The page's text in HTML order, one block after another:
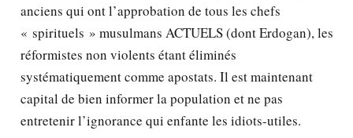
anciens qui ont l’approbation de tous les chefs
« spirituels » musulmans ACTUELS (dont Erdogan), les
réformistes non violents étant éliminés
systématiquement comme apostats. Il est maintenant
capital de bien informer la population et ne pas
entretenir l’ignorance qui enfante les idiots-utiles.